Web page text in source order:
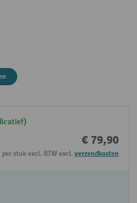
€ 79,90
per stuk excl. BTW excl. verzendkosten